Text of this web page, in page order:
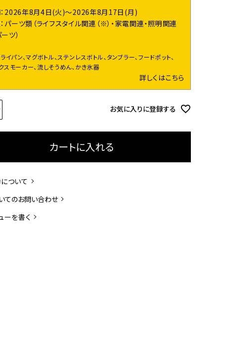
2026年8月4日(火)～2026年8月17日(月)
パーツ類（ライフスタイル関連（※）・家電関連・照明関連
ツ）
イパン、マグボトル、ステンレスボトル、タンブラー、フードポット、
スモーカー、流しそうめん、かき氷器
詳しくはこちら
お気に入りに登録する
カートに入れる
ついて
てのお問い合わせ
ーを書く